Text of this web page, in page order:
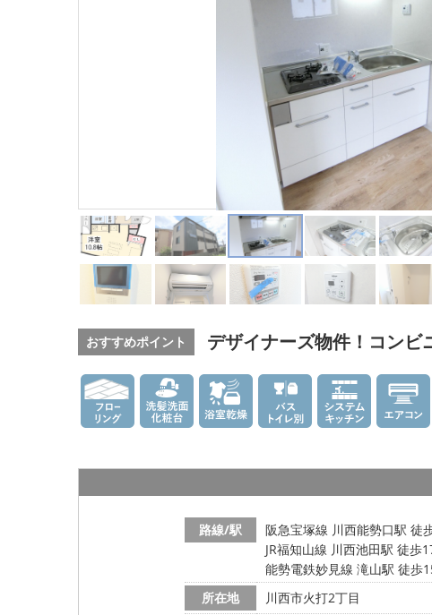
おすすめポイント デザイナーズ物件！コンビ
路線/駅
阪急宝塚線 川西能勢口駅 徒
JR福知山線 川西池田駅 徒歩
能勢電鉄妙見線 滝山駅 徒歩
所在地
川西市火打2丁目